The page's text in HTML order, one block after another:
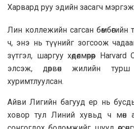
Харвард руу эдийн засагч
Лин коллежийн сагсан бөмбөгийн
ч, энэ нь түүнийг зогсоож
зүтгэл, шаргуу хөдөлмөрөөр
элсэж, дөрвөн жилийн
хуримтлуулсан.
Айви Лигийн багууд ер нь
ховор тул Линий хувьд ч мөн